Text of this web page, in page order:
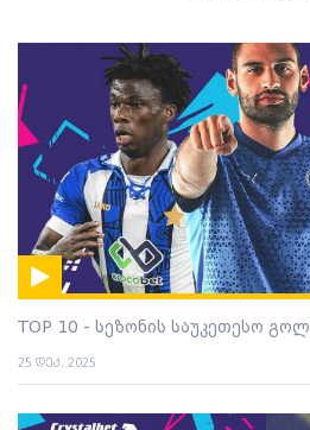
TOP 10 - სეზონის საუკეთესო
25 დეკ. 2025